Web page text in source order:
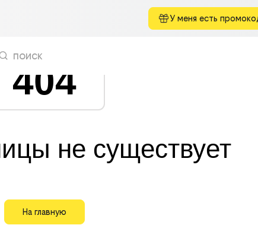
У меня есть
поиск
404
не существует
На главную